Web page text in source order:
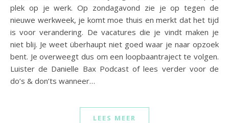
plek op je werk. Op zondagavond zie je op tegen de
nieuwe werkweek, je komt moe thuis en merkt dat het tijd
is voor verandering. De vacatures die je vindt maken je
niet blij. Je weet überhaupt niet goed waar je naar opzoek
bent. Je overweegt dus om een loopbaantraject te volgen.
Luister de Danielle Bax Podcast of lees verder voor de
do’s & don’ts wanneer…
LEES MEER